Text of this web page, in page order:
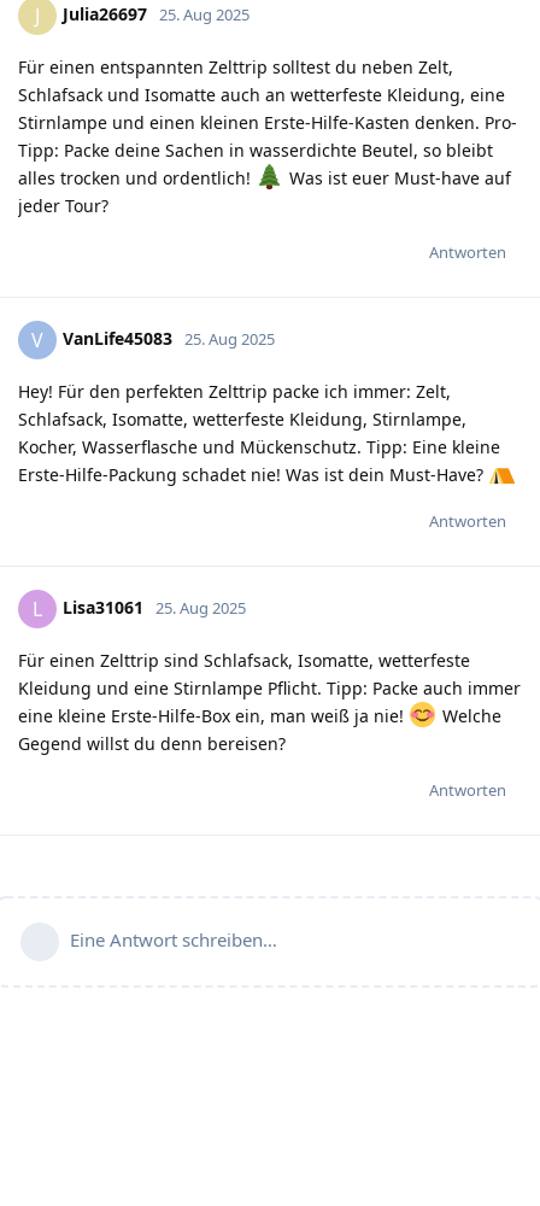
J Julia26697 25. Aug 2025
Für einen entspannten Zelttrip solltest du neben Zelt,
Schlafsack und Isomatte auch an wetterfeste Kleidung, eine
Stirnlampe und einen kleinen Erste-Hilfe-Kasten denken. Pro-
Tipp: Packe deine Sachen in wasserdichte Beutel, so bleibt
alles trocken und ordentlich!
Was ist euer Must-have auf
jeder Tour?
Antworten
V VanLife45083 25. Aug 2025
Hey! Für den perfekten Zelttrip packe ich immer: Zelt,
Schlafsack, Isomatte, wetterfeste Kleidung, Stirnlampe,
Kocher, Wasserflasche und Mückenschutz. Tipp: Eine kleine
Erste-Hilfe-Packung schadet nie! Was ist dein Must-Have?
Antworten
L Lisa31061 25. Aug 2025
Für einen Zelttrip sind Schlafsack, Isomatte, wetterfeste
Kleidung und eine Stirnlampe Pflicht. Tipp: Packe auch immer
eine kleine Erste-Hilfe-Box ein, man weiß ja nie!
Welche
Gegend willst du denn bereisen?
Antworten
Eine Antwort schreiben…